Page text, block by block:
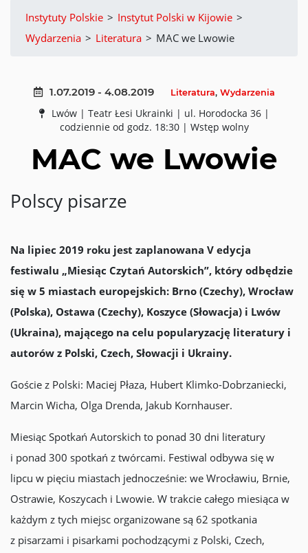
Instytuty Polskie > Instytut Polski w Kijowie >
Wydarzenia > Literatura > MAC we Lwowie
1.07.2019 - 4.08.2019 Literatura, Wydarzenia
Lwów | Teatr Łesi Ukrainki | ul. Horodocka 36 |
codziennie od godz. 18:30 | Wstęp wolny
MAC we Lwowie
Polscy pisarze
Na lipiec 2019 roku jest zaplanowana V edycja
festiwalu „Miesiąc Czytań Autorskich”, który odbędzie
się w 5 miastach europejskich: Brno (Czechy), Wrocław
(Polska), Ostawa (Czechy), Koszyce (Słowacja) i Lwów
(Ukraina), mającego na celu popularyzację literatury i
autorów z Polski, Сzech, Słowacji i Ukrainy.
Goście z Polski: Maciej Płaza, Hubert Klimko-Dobrzaniecki,
Marcin Wicha, Olga Drenda, Jakub Kornhauser.
Miesiąc Spotkań Autorskich to ponad 30 dni literatury
i ponad 300 spotkań z twórcami. Festiwal odbywa się w
lipcu w pięciu miastach jednocześnie: we Wrocławiu, Brnie,
Ostrawie, Koszycach i Lwowie. W trakcie całego miesiąca w
każdym z tych miejsc organizowane są 62 spotkania
z pisarzami i pisarkami pochodzącymi z Polski, Czech,